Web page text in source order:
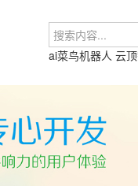
ai菜鸟机器人 云